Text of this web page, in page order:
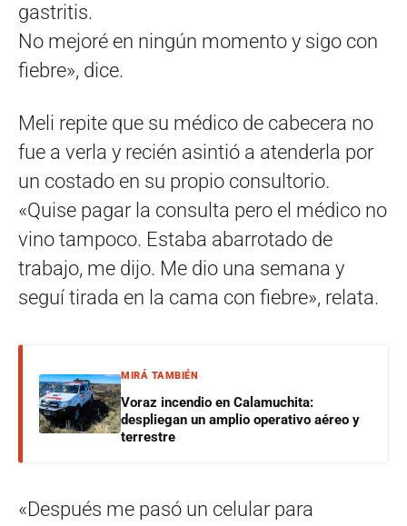
gastritis.
No mejoré en ningún momento y sigo con
fiebre», dice.
Meli repite que su médico de cabecera no
fue a verla y recién asintió a atenderla por
un costado en su propio consultorio.
«Quise pagar la consulta pero el médico no
vino tampoco. Estaba abarrotado de
trabajo, me dijo. Me dio una semana y
seguí tirada en la cama con fiebre», relata.
MIRÁ TAMBIÉN
Voraz incendio en Calamuchita:
despliegan un amplio operativo aéreo y
terrestre
«Después me pasó un celular para